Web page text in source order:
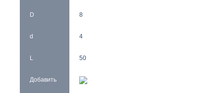
D
d
L
Добавить
8
4
50